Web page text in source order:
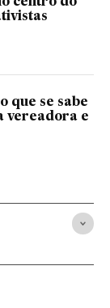
que se sabe
vereadora e